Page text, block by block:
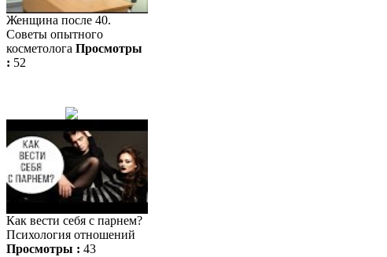
Женщина после 40.
Советы опытного
косметолога Просмотры
: 52
Как вести себя с парнем?
Психология отношений
Просмотры : 43